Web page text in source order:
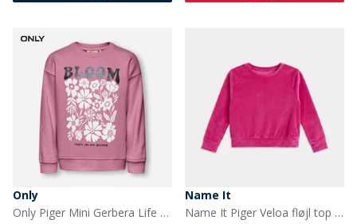
Only
Only Piger Mini Gerbera Life Sweatshirt Mauve Orchid
Name It
Name It Piger Veloa fløjl top Fuchsia Purple